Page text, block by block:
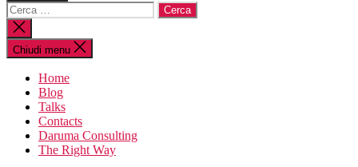
Cerca:
Chiudi
la
ricerca
Chiudi menu
Home
Blog
Talks
Contacts
Daruma Consulting
The Right Way